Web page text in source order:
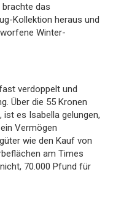
brachte das
Kollektion heraus und
Winter-
verdoppelt und
Über die 55 Kronen
ist es Isabella gelungen,
Vermögen
wie den Kauf von
am Times
70.000 Pfund für